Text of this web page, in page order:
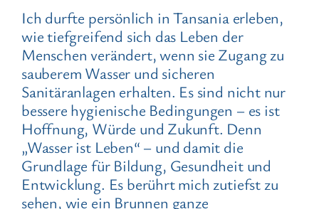
Ich durfte persönlich in Tansania erleben,
wie tiefgreifend sich das Leben der
Menschen verändert, wenn sie Zugang zu
sauberem Wasser und sicheren
Sanitäranlagen erhalten. Es sind nicht nur
bessere hygienische Bedingungen – es ist
Hoffnung, Würde und Zukunft. Denn
„Wasser ist Leben“ – und damit die
Grundlage für Bildung, Gesundheit und
Entwicklung. Es berührt mich zutiefst zu
sehen, wie ein Brunnen ganze